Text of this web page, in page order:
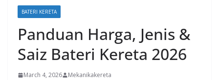
BATERI KERETA
Panduan Harga, Jenis &
Saiz Bateri Kereta 2026
March 4, 2026 Mekanikakereta